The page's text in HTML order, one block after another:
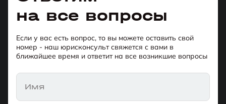
на все вопросы
Если у вас есть вопрос, то вы можете оставить свой
номер - наш юрисконсульт свяжется с вами в
ближайшее время и ответит на все возникшие вопросы
Имя